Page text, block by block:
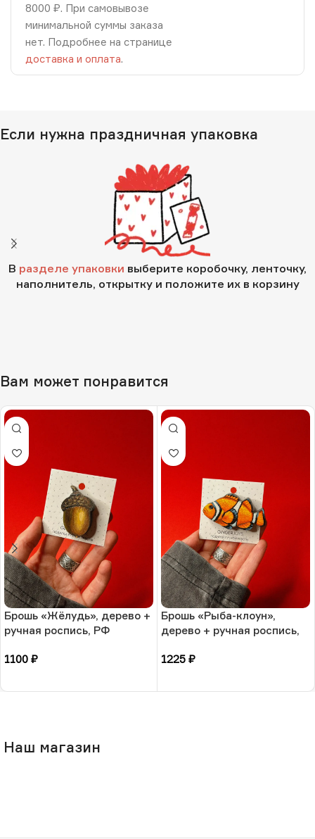
8000 ₽. При самовывозе
минимальной суммы заказа
нет. Подробнее на странице
доставка и оплата.
Если нужна праздничная упаковка
В разделе упаковки выберите коробочку, ленточку,
наполнитель, открытку и положите их в корзину
Вам может понравится
Брошь «Жёлудь», дерево +
ручная роспись, РФ
1100 ₽
Брошь «Рыба-клоун»,
дерево + ручная роспись,
1225 ₽
Наш магазин